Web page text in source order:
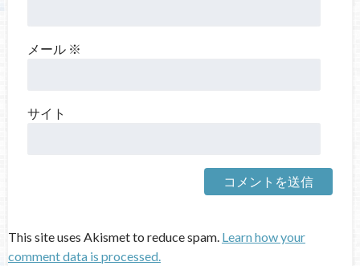
メール ※
サイト
This site uses Akismet to reduce spam. Learn how your
comment data is processed.